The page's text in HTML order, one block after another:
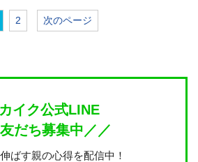
2 次のページ
イク公式LINE
だち募集中／／
ばす親の心得を配信中！